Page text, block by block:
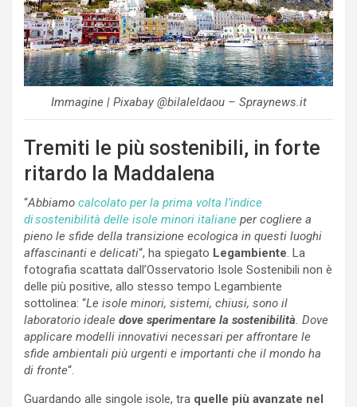
Immagine | Pixabay @bilaleldaou – Spraynews.it
Tremiti le più sostenibili, in forte
ritardo la Maddalena
“Abbiamo calcolato per la prima volta l’indice
di sostenibilità delle isole minori italiane per cogliere a
pieno le sfide della transizione ecologica in questi luoghi
affascinanti e delicati“, ha spiegato Legambiente. La
fotografia scattata dall’Osservatorio Isole Sostenibili non è
delle più positive, allo stesso tempo Legambiente
sottolinea: “Le isole minori, sistemi, chiusi, sono il
laboratorio ideale dove sperimentare la sostenibilità. Dove
applicare modelli innovativi necessari per affrontare le
sfide ambientali più urgenti e importanti che il mondo ha
di fronte“.
Guardando alle singole isole, tra quelle più avanzate nel